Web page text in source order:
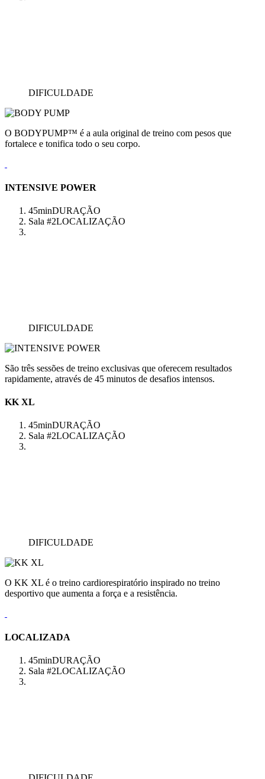
DIFICULDADE
O BODYPUMP™ é a aula original de treino com pesos que
fortalece e tonifica todo o seu corpo.
INTENSIVE POWER
45minDURAÇÃO
Sala #2LOCALIZAÇÃO
DIFICULDADE
São três sessões de treino exclusivas que oferecem resultados
rapidamente, através de 45 minutos de desafios intensos.
KK XL
45minDURAÇÃO
Sala #2LOCALIZAÇÃO
DIFICULDADE
O KK XL é o treino cardiorespiratório inspirado no treino
desportivo que aumenta a força e a resistência.
LOCALIZADA
45minDURAÇÃO
Sala #2LOCALIZAÇÃO